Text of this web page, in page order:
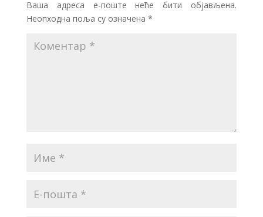
Ваша адреса е-поште неће бити објављена.
Неопходна поља су означена *